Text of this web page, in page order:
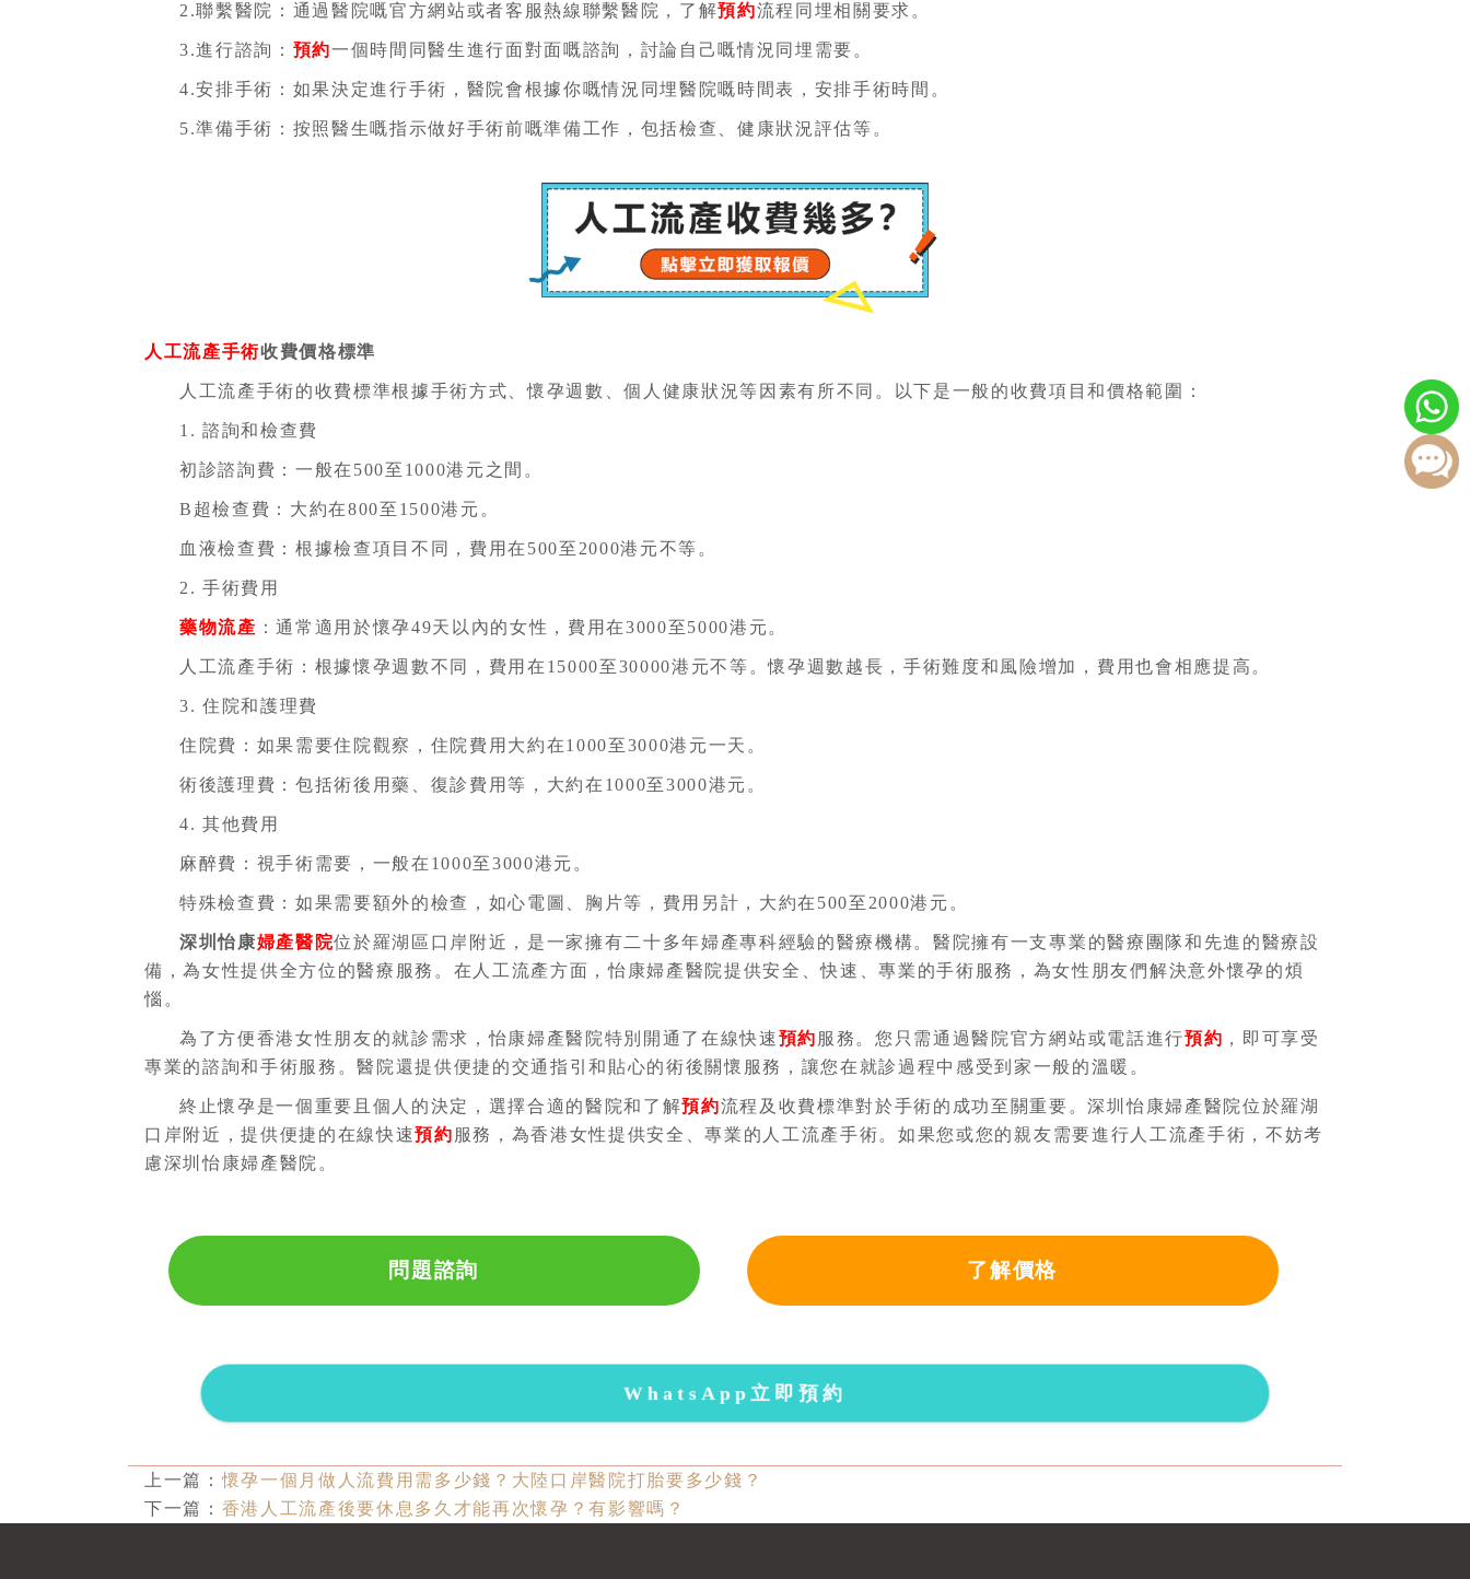
2.聯繫醫院：通過醫院嘅官方網站或者客服熱線聯繫醫院，了解預約流程同埋相關要求。
3.進行諮詢： 預約一個時間同醫生進行面對面嘅諮詢，討論自己嘅情況同埋需要。
4.安排手術：如果決定進行手術，醫院會根據你嘅情況同埋醫院嘅時間表，安排手術時間。
5.準備手術：按照醫生嘅指示做好手術前嘅準備工作，包括檢查、健康狀況評估等。
人工流產手術收費價格標準
人工流產手術的收費標準根據手術方式、懷孕週數、個人健康狀況等因素有所不同。以下是一般的收費項目和價格範圍：
1. 諮詢和檢查費
初診諮詢費：一般在500至1000港元之間。
B超檢查費：大約在800至1500港元。
血液檢查費：根據檢查項目不同，費用在500至2000港元不等。
2. 手術費用
藥物流產 ：通常適用於懷孕49天以內的女性，費用在3000至5000港元。
人工流產手術：根據懷孕週數不同，費用在15000至30000港元不等。懷孕週數越長，手術難度和風險增加，費用也會相應提高。
3. 住院和護理費
住院費：如果需要住院觀察，住院費用大約在1000至3000港元一天。
術後護理費：包括術後用藥、復診費用等，大約在1000至3000港元。
4. 其他費用
麻醉費：視手術需要，一般在1000至3000港元。
特殊檢查費：如果需要額外的檢查，如心電圖、胸片等，費用另計，大約在500至2000港元。
深圳怡康婦產醫院位於羅湖區口岸附近，是一家擁有二十多年婦產專科經驗的醫療機構。醫院擁有一支專業的醫療團隊和先進的醫療設
備，為女性提供全方位的醫療服務。在人工流產方面，怡康婦產醫院提供安全、快速、專業的手術服務，為女性朋友們解決意外懷孕的煩
惱。
為了方便香港女性朋友的就診需求，怡康婦產醫院特別開通了在線快速預約 服務。您只需通過醫院官方網站或電話進行預約 ，即可享受
專業的諮詢和手術服務。醫院還提供便捷的交通指引和貼心的術後關懷服務，讓您在就診過程中感受到家一般的溫暖。
終止懷孕是一個重要且個人的決定，選擇合適的醫院和了解預約流程及收費標準對於手術的成功至關重要。深圳怡康婦產醫院位於羅湖
口岸附近，提供便捷的在線快速預約 服務，為香港女性提供安全、專業的人工流產手術。如果您或您的親友需要進行人工流產手術，不妨考
慮深圳怡康婦產醫院。
問題諮詢 了解價格
WhatsApp立即預約
上一篇：懷孕一個月做人流費用需多少錢？大陸口岸醫院打胎要多少錢？
下一篇： 香港人工流產後要休息多久才能再次懷孕？有影響嗎？